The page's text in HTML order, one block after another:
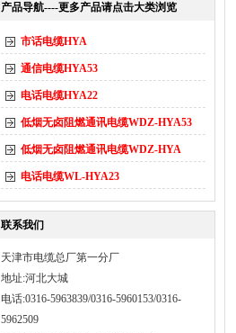
产品导航----更多产品请点击大类浏览
市话电缆HYA
通信电缆HYA53
电话电缆HYA22
低烟无卤阻燃通讯电缆WDZ-HYA53
低烟无卤阻燃通讯电缆WDZ-HYA
电话电缆WL-HYA23
联系我们
天津市电缆总厂第一分厂
地址:河北大城
电话:0316-5963839/0316-5960153/0316-
5962509